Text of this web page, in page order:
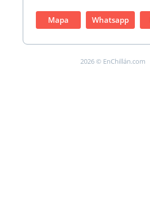
Mapa Whatsapp
2026 © EnChillán.com